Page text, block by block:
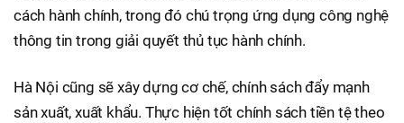
cách hành chính, trong đó chú trọng ứng dụng công nghệ
thông tin trong giải quyết thủ tục hành chính.
Hà Nội cũng sẽ xây dựng cơ chế, chính sách đẩy mạnh
sản xuất, xuất khẩu. Thực hiện tốt chính sách tiền tệ theo